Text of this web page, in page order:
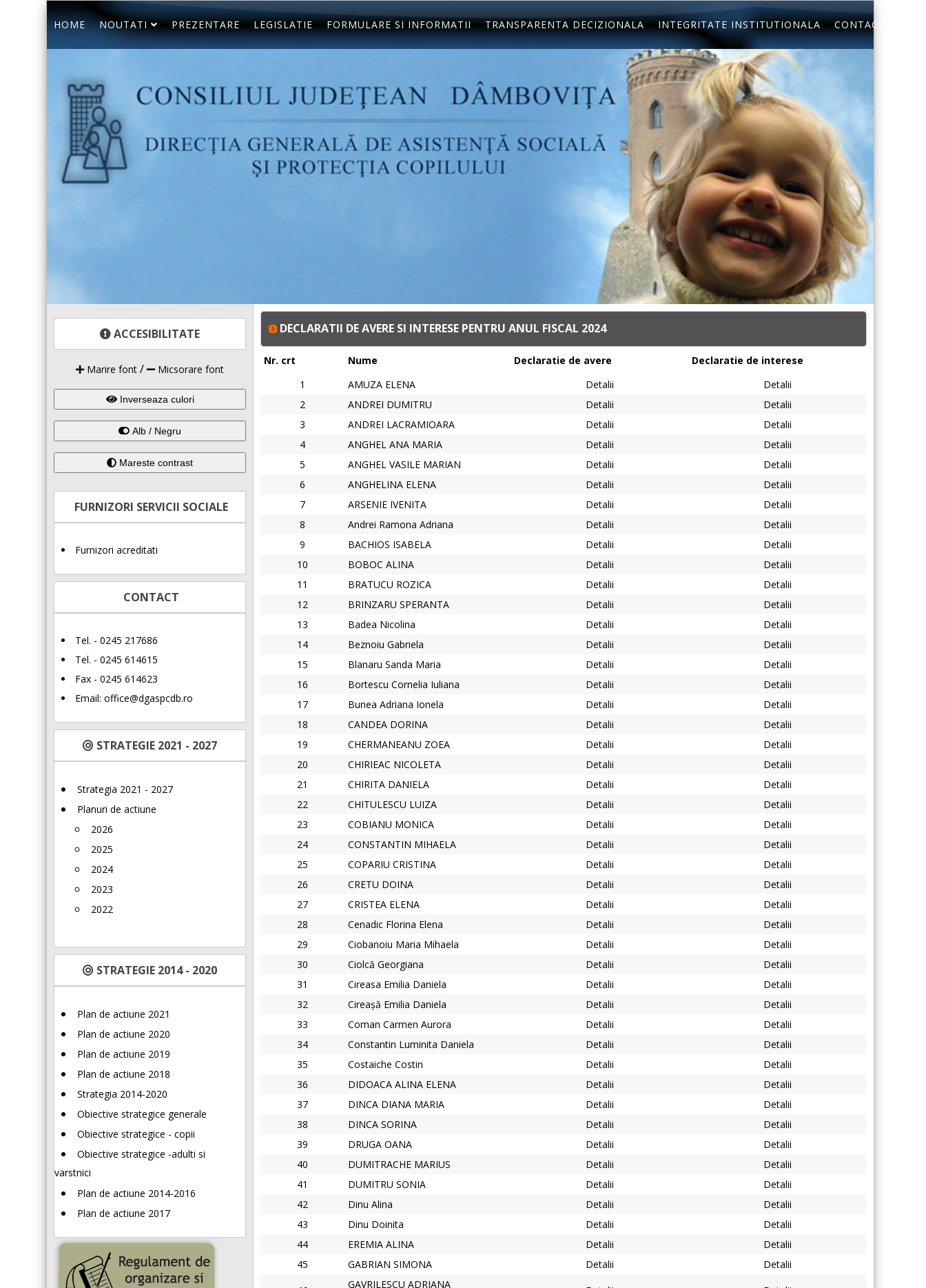
HOME NOUTATI PREZENTARE LEGISLATIE FORMULARE SI INFORMATII TRANSPARENTA DECIZIONALA INTEGRITATE INSTITUTIONALA CONTACT
ACCESIBILITATE
Marire font / Micsorare font
Inverseaza culori
Alb / Negru
Mareste contrast
FURNIZORI SERVICII SOCIALE
Furnizori acreditati
CONTACT
Tel. - 0245 217686
Tel. - 0245 614615
Fax - 0245 614623
Email: office@dgaspcdb.ro
STRATEGIE 2021 - 2027
Strategia 2021 - 2027
Planuri de actiune
2026
2025
2024
2023
2022
STRATEGIE 2014 - 2020
Plan de actiune 2021
Plan de actiune 2020
Plan de actiune 2019
Plan de actiune 2018
Strategia 2014-2020
Obiective strategice generale
Obiective strategice - copii
Obiective strategice -adulti si
varstnici
Plan de actiune 2014-2016
Plan de actiune 2017
DECLARATII DE AVERE SI INTERESE PENTRU ANUL FISCAL 2024
Nr. crt Nume Declaratie de avere
Declaratie de interese
1
AMUZA ELENA Detalii
Detalii
2
ANDREI DUMITRU Detalii
Detalii
3
ANDREI LACRAMIOARA Detalii
Detalii
4
ANGHEL ANA MARIA Detalii
Detalii
5
ANGHEL VASILE MARIAN Detalii
Detalii
6
ANGHELINA ELENA Detalii
Detalii
7
ARSENIE IVENITA Detalii
Detalii
8
Andrei Ramona Adriana Detalii
Detalii
9
BACHIOS ISABELA Detalii
Detalii
10
BOBOC ALINA Detalii
Detalii
11
BRATUCU ROZICA Detalii
Detalii
12
BRINZARU SPERANTA Detalii
Detalii
13
Badea Nicolina Detalii
Detalii
14
Beznoiu Gabriela Detalii
Detalii
15
Blanaru Sanda Maria Detalii
Detalii
16
Bortescu Cornelia Iuliana Detalii
Detalii
17
Bunea Adriana Ionela Detalii
Detalii
18
CANDEA DORINA Detalii
Detalii
19
CHERMANEANU ZOEA Detalii
Detalii
20
CHIRIEAC NICOLETA Detalii
Detalii
21
CHIRITA DANIELA Detalii
Detalii
22
CHITULESCU LUIZA Detalii
Detalii
23
COBIANU MONICA Detalii
Detalii
24
CONSTANTIN MIHAELA Detalii
Detalii
25
COPARIU CRISTINA Detalii
Detalii
26
CRETU DOINA Detalii
Detalii
27
CRISTEA ELENA Detalii
Detalii
28
Cenadic Florina Elena Detalii
Detalii
29
Ciobanoiu Maria Mihaela Detalii
Detalii
30
Ciolcă Georgiana Detalii
Detalii
31
Cireasa Emilia Daniela Detalii
Detalii
32
Cireașă Emilia Daniela Detalii
Detalii
33
Coman Carmen Aurora Detalii
Detalii
34
Constantin Luminita Daniela Detalii
Detalii
35
Costaiche Costin Detalii
Detalii
36
DIDOACA ALINA ELENA Detalii
Detalii
37
DINCA DIANA MARIA Detalii
Detalii
38
DINCA SORINA Detalii
Detalii
39
DRUGA OANA Detalii
Detalii
40
DUMITRACHE MARIUS Detalii
Detalii
41
DUMITRU SONIA Detalii
Detalii
42
Dinu Alina Detalii
Detalii
43
Dinu Doinita Detalii
Detalii
44
EREMIA ALINA Detalii
Detalii
45
GABRIAN SIMONA Detalii
Detalii
GAVRILESCU ADRIANA